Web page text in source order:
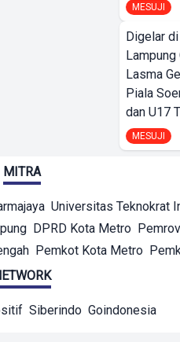
MESUJI
Digelar
Lampung
Lasma
Piala
dan U17
MESUJI
MITRA
Universitas Teknokrat
DPRD Kota Metro
Pemkot Kota Metro
Siberindo Goindonesia